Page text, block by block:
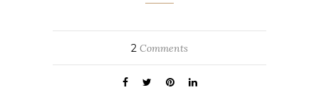
2 Comments